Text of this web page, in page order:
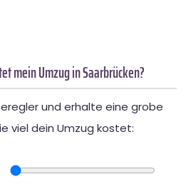
mein Umzug in Saarbrücken?
und erhalte eine grobe
viel dein Umzug kostet: